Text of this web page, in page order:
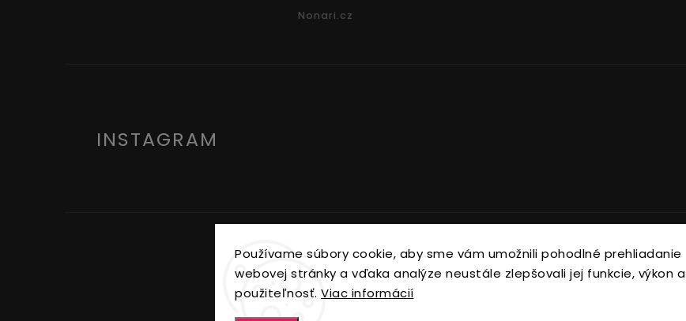
Používame súbory cookie, aby sme vám umožnili pohodlné prehliadanie
webovej stránky a vďaka analýze neustále zlepšovali jej funkcie, výkon a
použiteľnosť. Viac informácií
Nonari.cz
INSTAGRAM
Copyright 2026 Nonari.sk . Všetky práva vyhradené.
Upraviť nastavenie cookies